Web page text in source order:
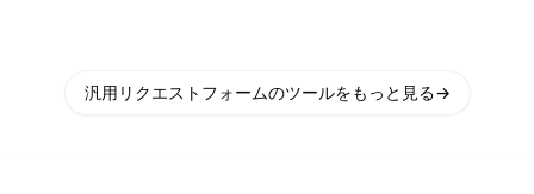
汎用リクエストフォームのツールをもっと見る→